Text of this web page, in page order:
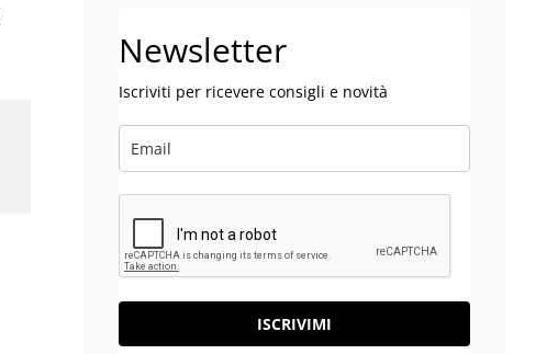
Newsletter
Iscriviti per ricevere consigli e novità
ISCRIVIMI